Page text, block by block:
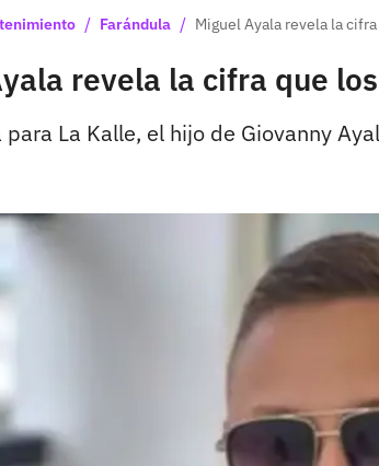
/ Farándula / Miguel Ayala revela la
revela la cifra que
para La Kalle, el hijo de Giovanny